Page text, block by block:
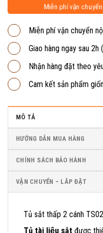
Miễn phí vận
Miễn phí vận chuyển
Giao hàng ngay sau
Nhận hàng đặt theo
Cam kết sản phẩm
MÔ TẢ
HƯỚNG DẪN MUA HÀNG
CHÍNH SÁCH BẢO HÀNH
VẬN CHUYỂN – LẮP ĐẶT
Tủ sắt thấp 2 cánh
Tủ tài liệu sắt được